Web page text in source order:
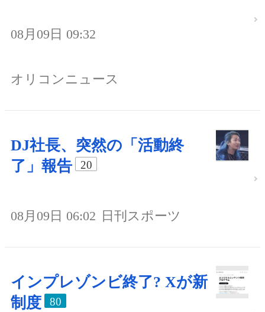
08月09日 09:32
オリコンニュース
DJ社長、突然の「活動終
了」報告
20
08月09日 06:02 日刊スポーツ
インプレゾンビ終了? Xが新
制度
80